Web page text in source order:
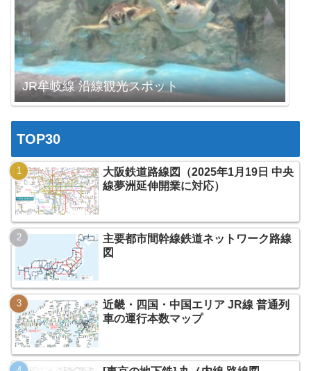
JR牟岐線 沿線観光スポット
TOP30
大阪鉄道路線図（2025年1月19日 中央
線夢洲延伸開業に対応）
主要都市間幹線鉄道ネットワーク路線
図
近畿・四国・中国エリア JR線 普通列
車の運行本数マップ